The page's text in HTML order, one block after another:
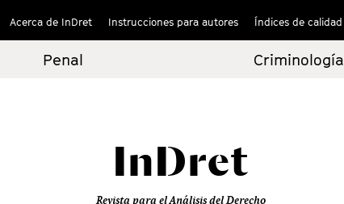
Acerca de InDret Instrucciones para autores Índices de calidad
Penal Criminología
InDret
Revista para el Análisis del Derecho